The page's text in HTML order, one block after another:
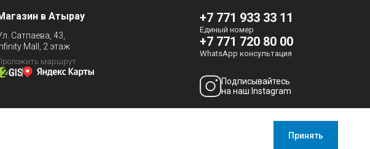
в Атырау
Сатпаева, 43,
Infinity Mall, 2 этаж
маршрут
+7 771 933 33 11
Единый номер
+7 771 720 80 00
WhatsApp консультация
Подписывайтесь
на наш Instagram
atyrau@boschcenter.kz
нам собирать анонимные статистические данные, чтобы
Принять